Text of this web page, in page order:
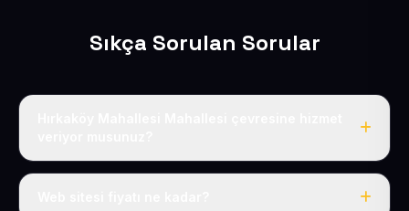
Sıkça Sorulan Sorular
Evet, Hırkaköy Mahallesi dahil tüm Ankarayoluköyler ve